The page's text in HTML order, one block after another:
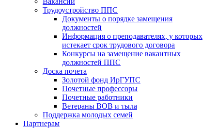
Трудоустройство ППС
Документы о порядке замещения
должностей
Информация о преподавателях, у которых
истекает срок трудового договора
Конкурсы на замещение вакантных
должностей ППС
Доска почета
Золотой фонд ИрГУПС
Почетные профессоры
Почетные работники
Ветераны ВОВ и тыла
Поддержка молодых семей
Партнерам